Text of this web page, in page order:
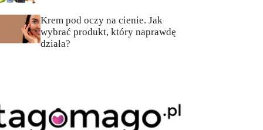
Krem pod oczy na cienie. Jak
wybrać produkt, który naprawdę
działa?